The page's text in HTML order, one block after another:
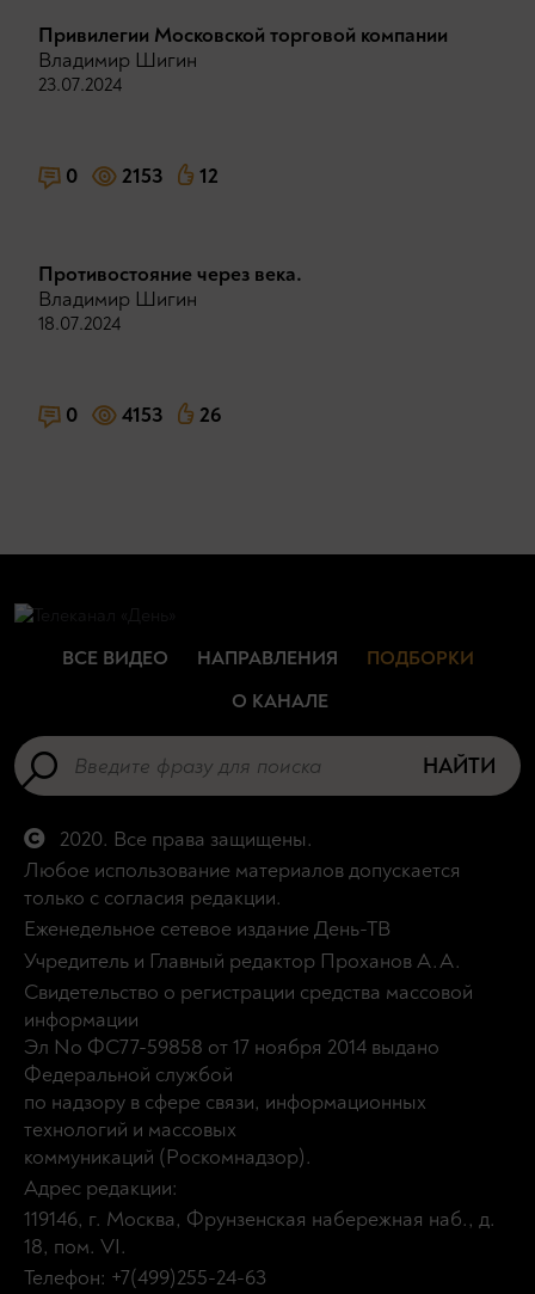
Привилегии Московской торговой компании
Владимир Шигин
23.07.2024
0 2153 12
Противостояние через века.
Владимир Шигин
18.07.2024
0 4153 26
ВСЕ ВИДЕО НАПРАВЛЕНИЯ
ПОДБОРКИ
О КАНАЛЕ
НАЙТИ
2020. Все права защищены.
Любое использование материалов допускается
только с согласия редакции.
Еженедельное сетевое издание День-ТВ
Учредитель и Главный редактор Проханов А.А.
Свидетельство о регистрации средства массовой
информации
Эл No ФС77-59858 от 17 ноября 2014 выдано
Федеральной службой
по надзору в сфере связи, информационных
технологий и массовых
коммуникаций (Роскомнадзор).
Адрес редакции:
119146, г. Москва, Фрунзенская набережная наб., д.
18, пом. VI.
Телефон: +7(499)255-24-63